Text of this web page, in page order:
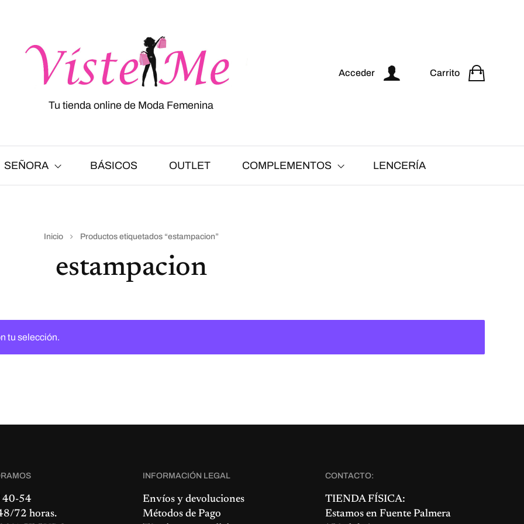
Tu tienda online de Moda Femenina
Acceder Carrito
SEÑORA BÁSICOS OUTLET COMPLEMENTOS LENCERÍA
Inicio Productos etiquetados “estampacion”
estampacion
tu selección.
40-54
72 horas.
INFORMACIÓN LEGAL
Envíos y devoluciones
Métodos de Pago
CONTACTO:
TIENDA FÍSICA:
Estamos en Fuente Palmera